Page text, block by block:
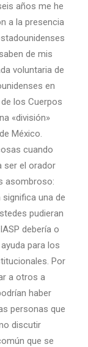
años me he
a la presencia
de mis
voluntaria de
en
los Cuerpos
«división»
México.
cuando
ser el orador
asombroso:
una de
pudieran
debería o
para los
Por
a otros a
haber
personas que
discutir
que se